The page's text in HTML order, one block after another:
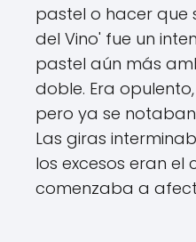
pastel o hacer que
del Vino' fue un
pastel aún más
doble. Era
pero ya se
Las giras
los excesos eran el
comenzaba a